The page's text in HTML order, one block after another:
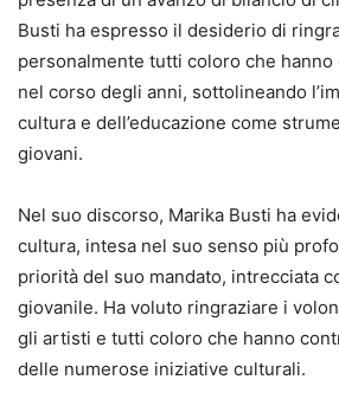
Busti ha espresso il desiderio di
personalmente tutti coloro che
nel corso degli anni, sottolineando
cultura e dell’educazione come
giovani.
Nel suo discorso, Marika Busti ha
cultura, intesa nel suo senso più
priorità del suo mandato, intrecciata
giovanile. Ha voluto ringraziare i
gli artisti e tutti coloro che hanno
delle numerose iniziative culturali.